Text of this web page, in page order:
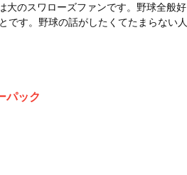
大のスワローズファンです。野球全般好
です。野球の話がしたくてたまらない人
パック